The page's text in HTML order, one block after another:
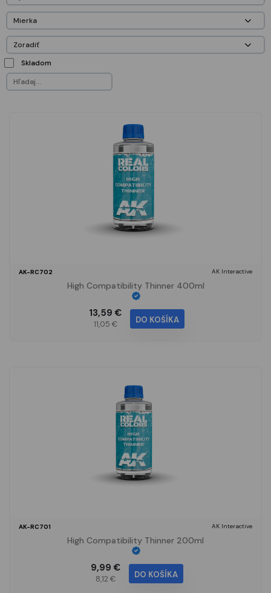
Skladom
AK-RC702 AK Interactive
High Compatibility Thinner 400ml
13,59 €
11,05 € DO KOŠÍKA
AK-RC701 AK Interactive
High Compatibility Thinner 200ml
9,99 €
8,12 € DO KOŠÍKA